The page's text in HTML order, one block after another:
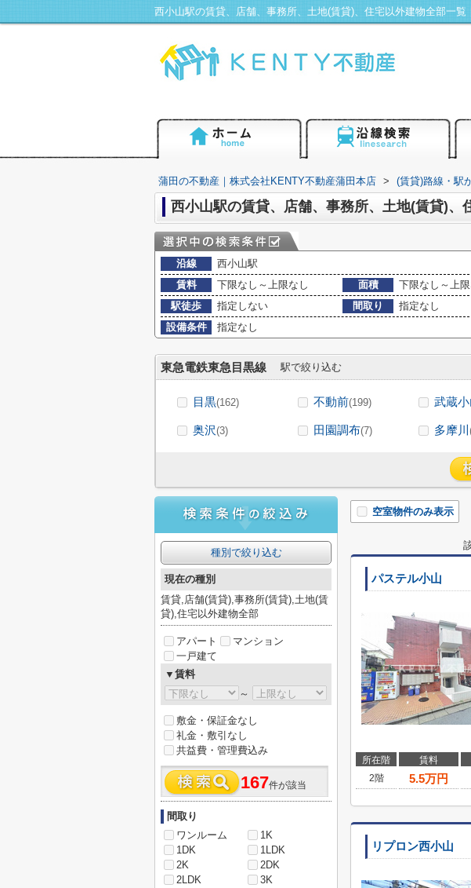
蒲田の不動産｜株式会社KENTY不動産蒲田本店 > (賃貸)路線・駅
西小山駅の賃貸、店舗、事務所、土地(賃貸)、
沿線
西小山駅
賃料
下限なし～上限なし 面積 下限なし～上
駅徒歩
指定しない 間取り
指定なし
設備条件
指定なし
東急電鉄東急目黒線 駅で絞り込む
目黒(162) 不動前(199) 武蔵
奥沢(3) 田園調布(7) 多摩川
空室物件のみ表示
パステル小山
所在階 賃料
2階
5.5万円
リプロン西小山
種別で絞り込む
現在の種別
賃貸,店舗(賃貸),事務所(賃貸),土地(賃
貸),住宅以外建物全部
アパート
マンション
一戸建て
▼賃料
～
敷金・保証金なし
礼金・敷引なし
共益費・管理費込み
167件が該当
間取り
ワンルーム
1K
1DK
1LDK
2K
2DK
2LDK
3K